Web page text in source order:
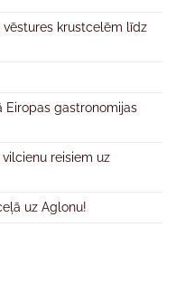
vēstures krustcelēm līdz
Eiropas gastronomijas
reisiem uz
uz Aglonu!